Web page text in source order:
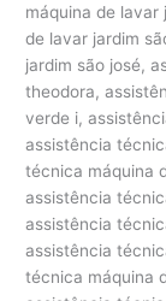
máquina de lavar
de lavar jardim
jardim são josé,
theodora,
verde i,
assistência
técnica máquina
assistência
assistência
assistência
técnica máquina